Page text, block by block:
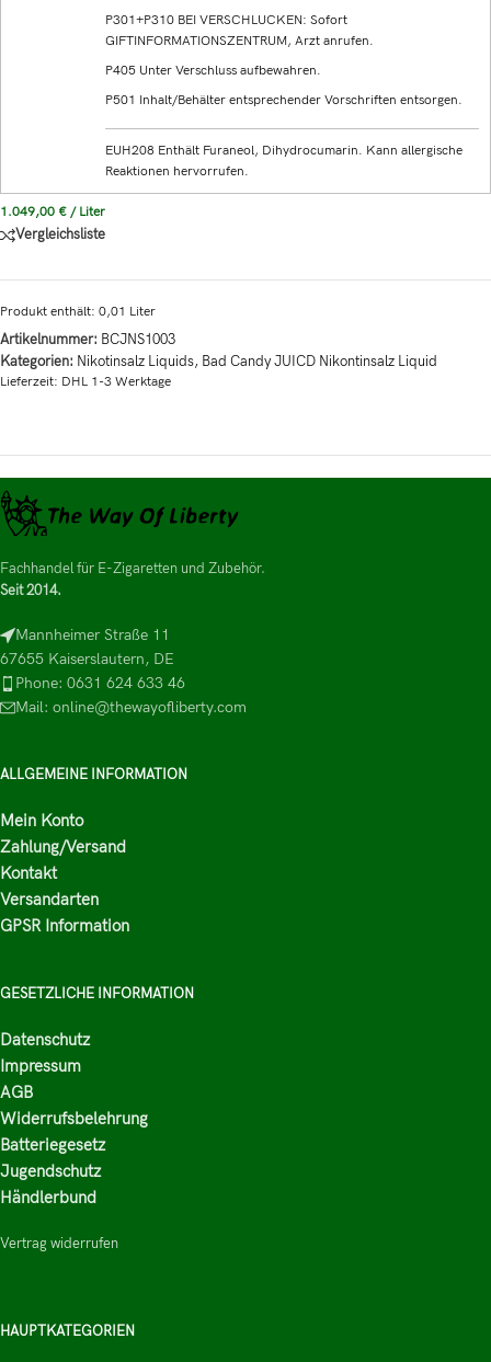
P301+P310 BEI VERSCHLUCKEN: Sofort
GIFTINFORMATIONSZENTRUM, Arzt anrufen.
P405 Unter Verschluss aufbewahren.
P501 Inhalt/Behälter entsprechender Vorschriften entsorgen.
EUH208 Enthält Furaneol, Dihydrocumarin. Kann allergische
Reaktionen hervorrufen.
1.049,00 € / Liter
Vergleichsliste
Produkt enthält: 0,01 Liter
Artikelnummer: BCJNS1003
Kategorien: Nikotinsalz Liquids, Bad Candy JUICD Nikontinsalz Liquid
Lieferzeit: DHL 1-3 Werktage
Fachhandel für E-Zigaretten und Zubehör.
Seit 2014.
Mannheimer Straße 11
67655 Kaiserslautern, DE
Phone: 0631 624 633 46
Mail: online@thewayofliberty.com
ALLGEMEINE INFORMATION
Mein Konto
Zahlung/Versand
Kontakt
Versandarten
GPSR Information
GESETZLICHE INFORMATION
Datenschutz
Impressum
AGB
Widerrufsbelehrung
Batteriegesetz
Jugendschutz
Händlerbund
Vertrag widerrufen
HAUPTKATEGORIEN